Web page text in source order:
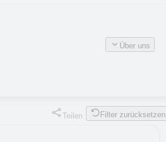
Über uns
Teilen Filter zurücksetzen